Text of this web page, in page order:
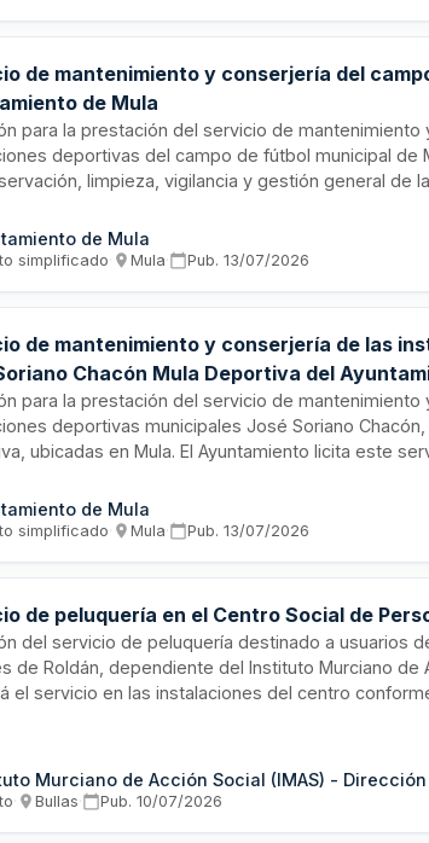
de mantenimiento y conserjería del
de Mula
para la prestación del servicio de mantenimiento
deportivas del campo de fútbol municipal de
limpieza, vigilancia y gestión general de
por dos años más, hasta un máximo de
de Mula
simplificado· Mula· Pub.13/07/2026
de mantenimiento y conserjería de las
Chacón Mula Deportiva del
para la prestación del servicio de mantenimiento
deportivas municipales José Soriano
ubicadas en Mula. El Ayuntamiento licita este
del mismo. El contratista deberá mantener las
de uso, ya que el Ayuntamiento no dispone de
de Mula
simplificado· Mula· Pub.13/07/2026
de peluquería en el Centro Social de
del servicio de peluquería destinado a usuarios
de Roldán, dependiente del Instituto Murciano de
el servicio en las instalaciones del centro
Murciano de Acción Social (IMAS) -
· Bullas· Pub.10/07/2026